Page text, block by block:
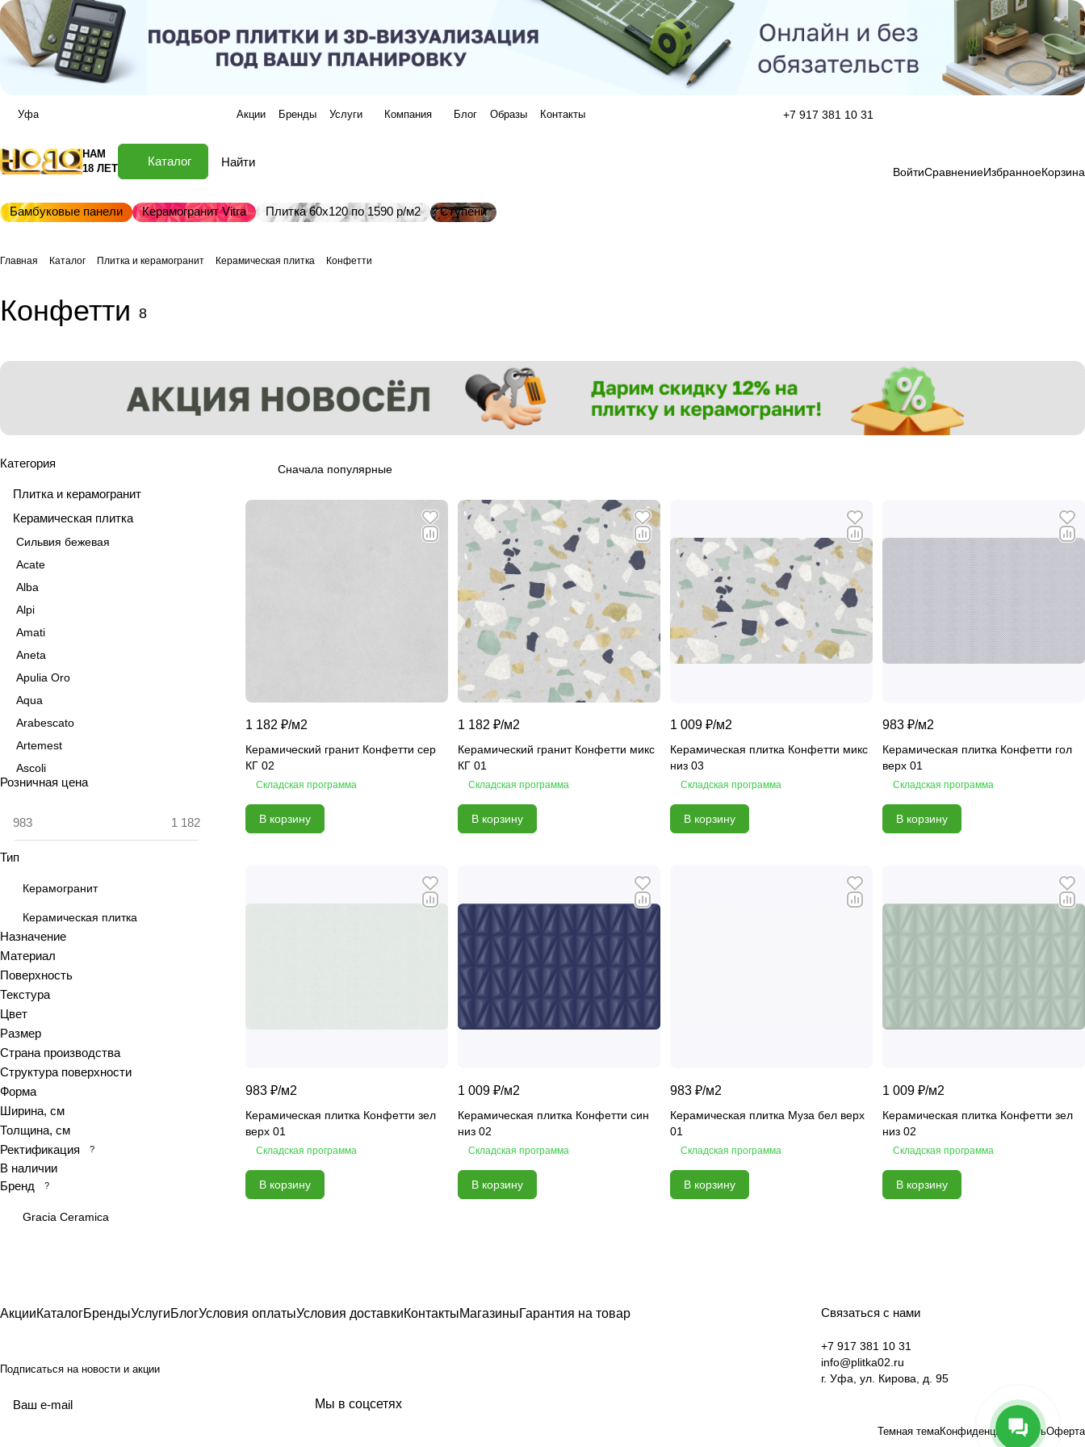
Уфа Акции Бренды Услуги Компания Блог Образы Контакты +7 917 381 10 31
НАМ
18 ЛЕТ
Каталог
ВойтиСравнениеИзбранноеКорзина
Бамбуковые панели Керамогранит Vitra Плитка 60х120 по 1590 р/м2 Ступени
Главная Каталог Плитка и керамогранит Керамическая плитка Конфетти
Конфетти 8
Сначала популярные
1 182 ₽/м2
Керамический гранит Конфетти сер
КГ 02
Складская программа
В корзину
1 182 ₽/м2
Керамический гранит Конфетти микс
КГ 01
Складская программа
В корзину
1 009 ₽/м2
Керамическая плитка Конфетти микс
низ 03
Складская программа
В корзину
983 ₽/м2
Керамическая плитка Конфетти гол
верх 01
Складская программа
В корзину
983 ₽/м2
Керамическая плитка Конфетти зел
верх 01
Складская программа
В корзину
1 009 ₽/м2
Керамическая плитка Конфетти син
низ 02
Складская программа
В корзину
983 ₽/м2
Керамическая плитка Муза бел верх
01
Складская программа
В корзину
1 009 ₽/м2
Керамическая плитка Конфетти зел
низ 02
Складская программа
В корзину
Категория
Плитка и керамогранит
Керамическая плитка
Сильвия бежевая
Acate
Alba
Alpi
Amati
Aneta
Apulia Oro
Aqua
Arabescato
Artemest
Ascoli
Aspen
Azolla
Bricks
Calacatta
Calacatta Fantasy
Calacatta Gold
Calacatta Grey
Calacatta Ivory
Calacatta royal
Calypso
Cariota
Carrara
Celia
Chateau
Desert
Eclipse
Elegance
Розничная цена
Тип
Керамогранит
Керамическая плитка
Назначение
Материал
Поверхность
Текстура
Цвет
Размер
Страна производства
Структура поверхности
Форма
Ширина, см
Толщина, см
Ректификация
?
В наличии
Бренд
?
Gracia Ceramica
АкцииКаталогБрендыУслугиБлогУсловия оплатыУсловия доставкиКонтактыМагазиныГарантия на товар
Подписаться на новости и акции
Мы в соцсетях
Связаться с нами
+7 917 381 10 31
info@plitka02.ru
г. Уфа, ул. Кирова, д. 95
Темная темаКонфиденциальностьОферта